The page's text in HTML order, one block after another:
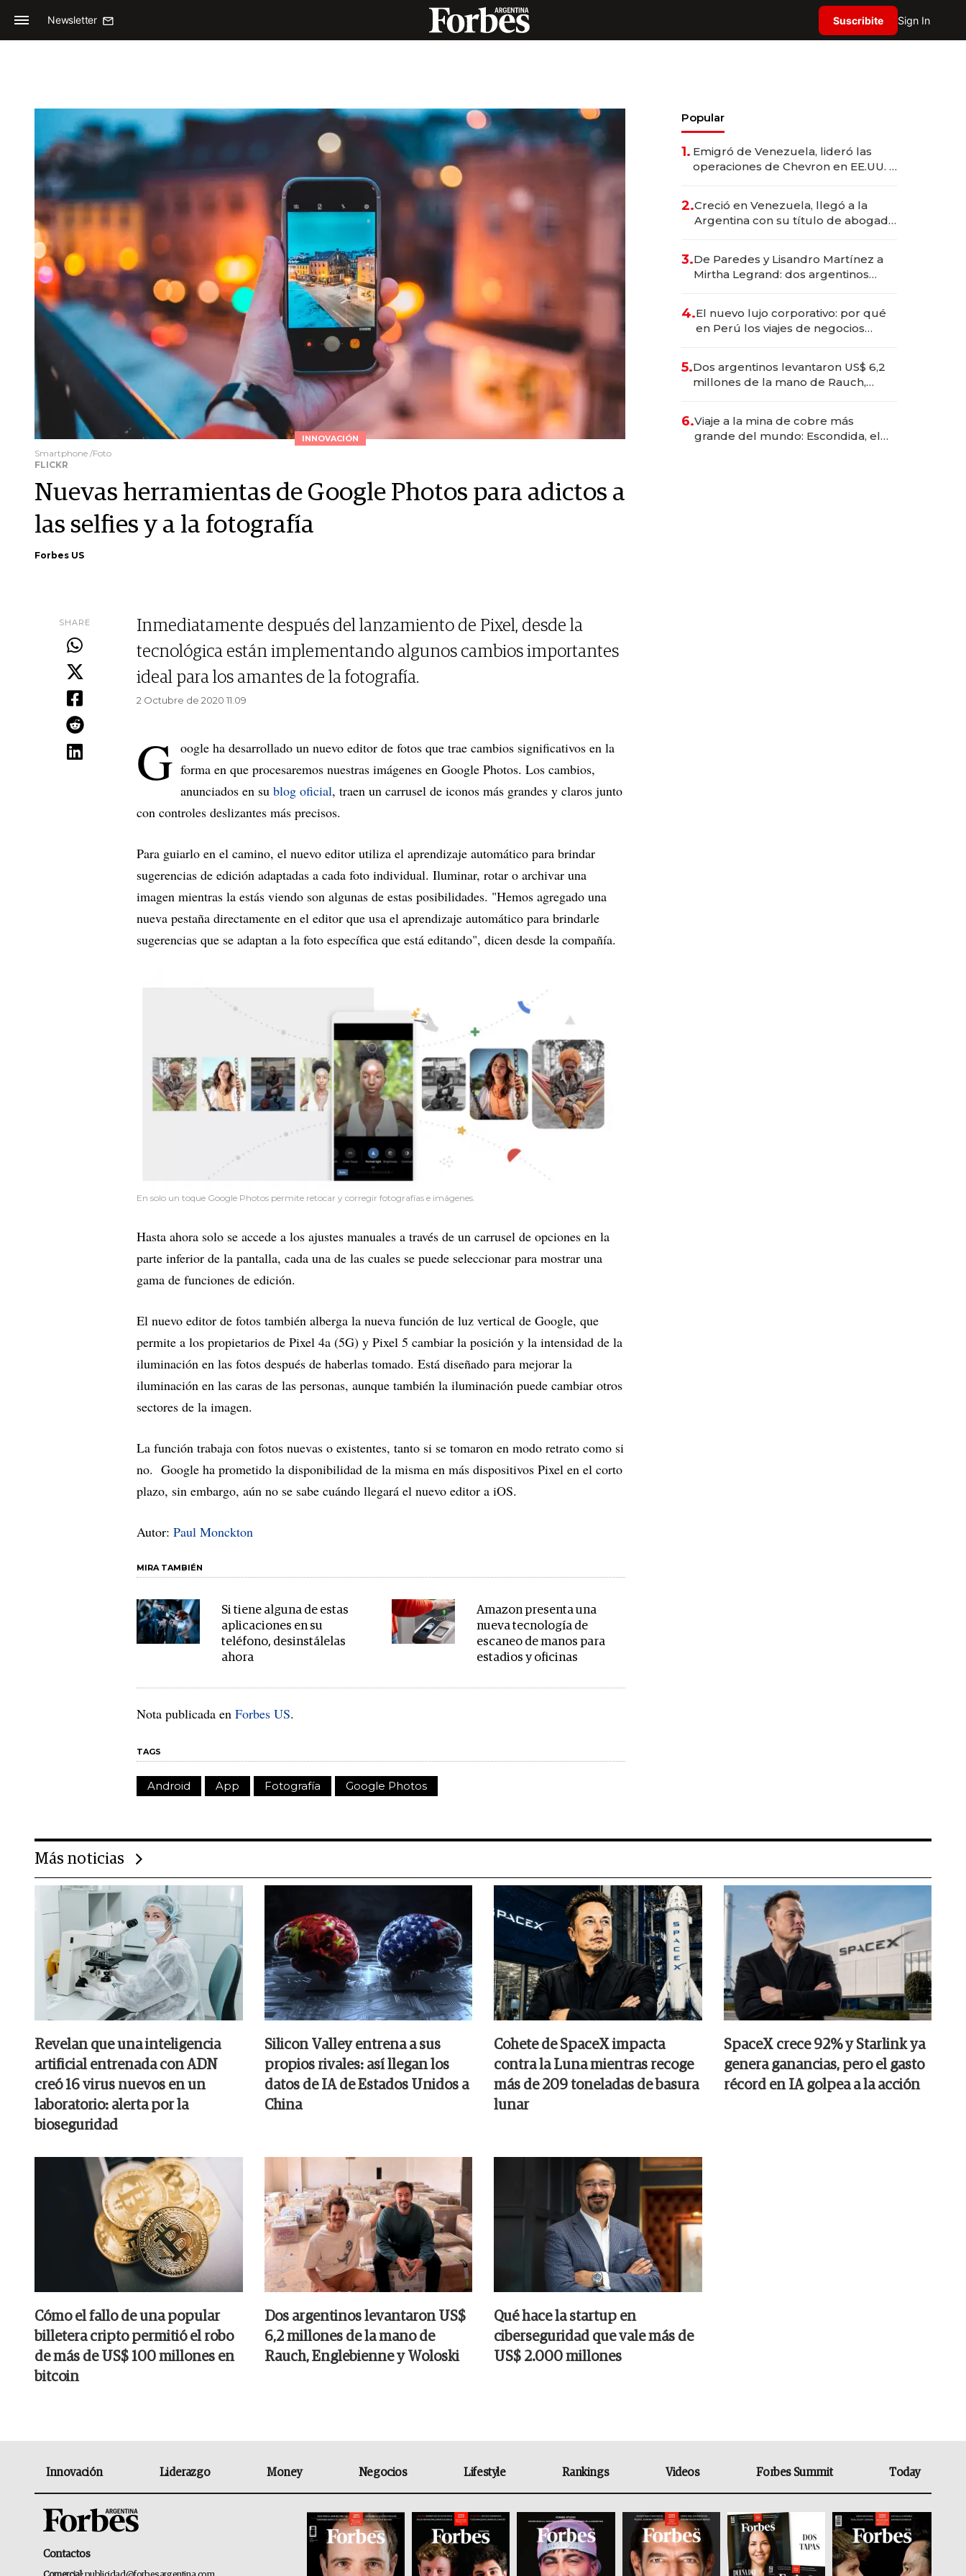
Newsletter Suscribite Sign In
INNOVACIÓN
Smartphone /Foto
FLICKR
Nuevas herramientas de Google Photos para adictos a
las selfies y a la fotografía
Forbes US
SHARE
Inmediatamente después del lanzamiento de Pixel, desde la
tecnológica están implementando algunos cambios importantes
ideal para los amantes de la fotografía.
2 Octubre de 2020 11.09
G oogle ha desarrollado un nuevo editor de fotos que trae cambios significativos en la
forma en que procesaremos nuestras imágenes en Google Photos. Los cambios,
anunciados en su blog oficial, traen un carrusel de iconos más grandes y claros junto
con controles deslizantes más precisos.
Para guiarlo en el camino, el nuevo editor utiliza el aprendizaje automático para brindar
sugerencias de edición adaptadas a cada foto individual. Iluminar, rotar o archivar una
imagen mientras la estás viendo son algunas de estas posibilidades. "Hemos agregado una
nueva pestaña directamente en el editor que usa el aprendizaje automático para brindarle
sugerencias que se adaptan a la foto específica que está editando", dicen desde la compañía.
En solo un toque Google Photos permite retocar y corregir fotografías e imágenes.
Hasta ahora solo se accede a los ajustes manuales a través de un carrusel de opciones en la
parte inferior de la pantalla, cada una de las cuales se puede seleccionar para mostrar una
gama de funciones de edición.
El nuevo editor de fotos también alberga la nueva función de luz vertical de Google, que
permite a los propietarios de Pixel 4a (5G) y Pixel 5 cambiar la posición y la intensidad de la
iluminación en las fotos después de haberlas tomado. Está diseñado para mejorar la
iluminación en las caras de las personas, aunque también la iluminación puede cambiar otros
sectores de la imagen.
La función trabaja con fotos nuevas o existentes, tanto si se tomaron en modo retrato como si
no. Google ha prometido la disponibilidad de la misma en más dispositivos Pixel en el corto
plazo, sin embargo, aún no se sabe cuándo llegará el nuevo editor a iOS.
Autor: Paul Monckton
MIRA TAMBIÉN
Si tiene alguna de estas
aplicaciones en su
teléfono, desinstálelas
ahora
Amazon presenta una
nueva tecnología de
escaneo de manos para
estadios y oficinas
Nota publicada en Forbes US.
TAGS
Android App Fotografía Google Photos
Popular
1. Emigró de Venezuela, lideró las
operaciones de Chevron en EE.UU. y
2.Creció en Venezuela, llegó a la
Argentina con su título de abogado
marcas "fast premium"
3.De Paredes y Lisandro Martínez a
Mirtha Legrand: dos argentinos
4.El nuevo lujo corporativo: por qué
en Perú los viajes de negocios
transformadoras
5.Dos argentinos levantaron US$ 6,2
millones de la mano de Rauch,
6.Viaje a la mina de cobre más
grande del mundo: Escondida, el
Más noticias
Revelan que una inteligencia
artificial entrenada con ADN
creó 16 virus nuevos en un
laboratorio: alerta por la
bioseguridad
Silicon Valley entrena a sus
propios rivales: así llegan los
datos de IA de Estados Unidos a
China
Cohete de SpaceX impacta
contra la Luna mientras recoge
más de 209 toneladas de basura
lunar
SpaceX crece 92% y Starlink ya
genera ganancias, pero el gasto
récord en IA golpea a la acción
Cómo el fallo de una popular
billetera cripto permitió el robo
de más de US$ 100 millones en
bitcoin
Dos argentinos levantaron US$
6,2 millones de la mano de
Rauch, Englebienne y Woloski
Qué hace la startup en
ciberseguridad que vale más de
US$ 2.000 millones
Innovación Liderazgo Money Negocios Lifestyle Rankings Videos Forbes Summit Today
Contactos